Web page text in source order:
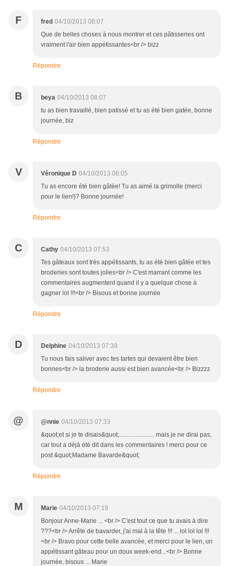
F fred 04/10/2013 08:07
Que de belles choses à nous montrer et ces pâtisseries ont
vraiment l'air bien appétissantes<br /> bizz
Répondre
B beya 04/10/2013 08:07
tu as bien travaillé, bien patissé et tu as été bien gatée, bonne
journée, biz
Répondre
V Véronique D 04/10/2013 08:05
Tu as encore été bien gâtée! Tu as aimé la grimolle (merci
pour le lien!)? Bonne journée!
Répondre
C Cathy 04/10/2013 07:53
Tes gâteaux sont très appétissants, tu as été bien gâtée et tes
broderies sont toutes jolies<br /> C'est marrant comme les
commentaires augmentent quand il y a quelque chose à
gagner lol !!!<br /> Bisous et bonne journée
Répondre
D Delphine 04/10/2013 07:39
Tu nous fais saliver avec tes tartes qui devaient être bien
bonnes<br /> la broderie aussi est bien avancée<br /> Bizzzz
Répondre
@ @nnie 04/10/2013 07:33
&quot;et si je te disais&quot;....................... mais je ne dirai pas,
car tout a déjà été dit dans les commentaires ! merci pour ce
post &quot;Madame Bavarde&quot;
Répondre
M Marie 04/10/2013 07:19
Bonjour Anne-Marie ... <br /> C'est tout ce que tu avais à dire
???<br /> Arrête de bavarder, j'ai mal à la tête !!! ... lol lol lol !!!
<br /> Bravo pour cette belle avancée, et merci pour le lien, un
appétissant gâteau pour un doux week-end...<br /> Bonne
journée, bisous ... Marie